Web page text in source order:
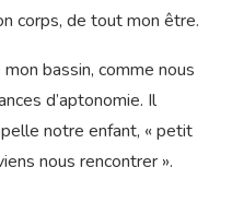
viennent du fond de mes
de la colère. Je me
à ce besoin vital, il
corps, de tout mon être.